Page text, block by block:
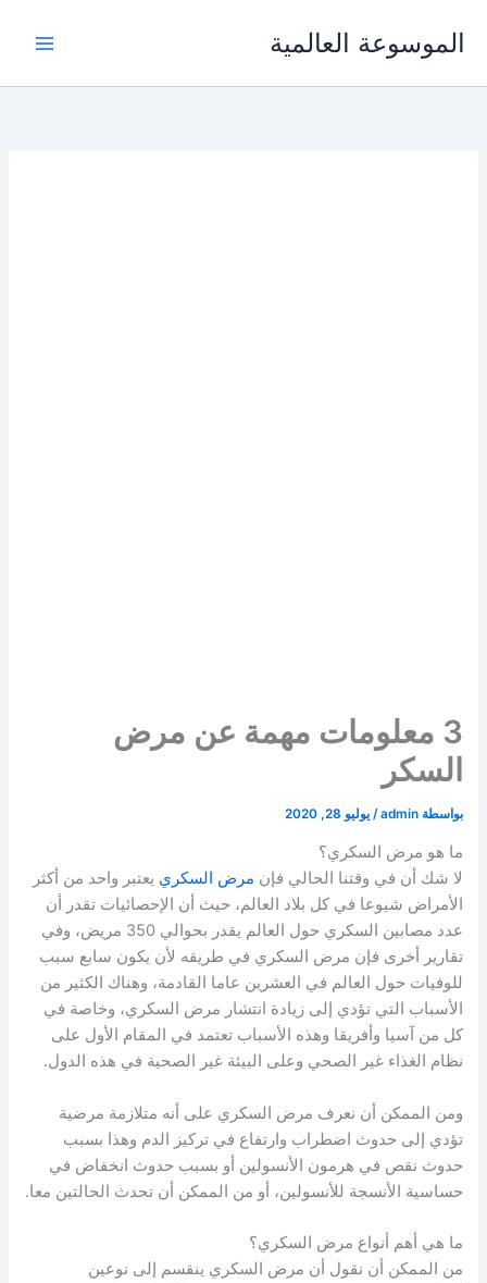
الموسوعة العالمية
3 معلومات مهمة عن مرض
السكر
بواسطة admin
/يوليو 28, 2020
ما هو مرض السكري؟
لا شك أن في وقتنا الحالي فإن مرض السكري يعتبر واحد من أكثر
الأمراض شيوعا في كل بلاد العالم، حيث أن الإحصائيات تقدر أن
عدد مصابين السكري حول العالم يقدر بحوالي 350 مريض، وفي
تقارير أخرى فإن مرض السكري في طريقه لأن يكون سابع سبب
للوفيات حول العالم في العشرين عاما القادمة، وهناك الكثير من
الأسباب التي تؤدي إلى زيادة انتشار مرض السكري، وخاصة في
كل من آسيا وأفريقا وهذه الأسباب تعتمد في المقام الأول على
نظام الغذاء غير الصحي وعلى البيئة غير الصحية في هذه الدول.
ومن الممكن أن نعرف مرض السكري على أنه متلازمة مرضية
تؤدي إلى حدوث اضطراب وارتفاع في تركيز الدم وهذا بسبب
حدوث نقص في هرمون الأنسولين أو بسبب حدوث انخفاض في
حساسية الأنسجة للأنسولين، أو من الممكن أن تحدث الحالتين معا.
ما هي أهم أنواع مرض السكري؟
من الممكن أن نقول أن مرض السكري ينقسم إلى نوعين